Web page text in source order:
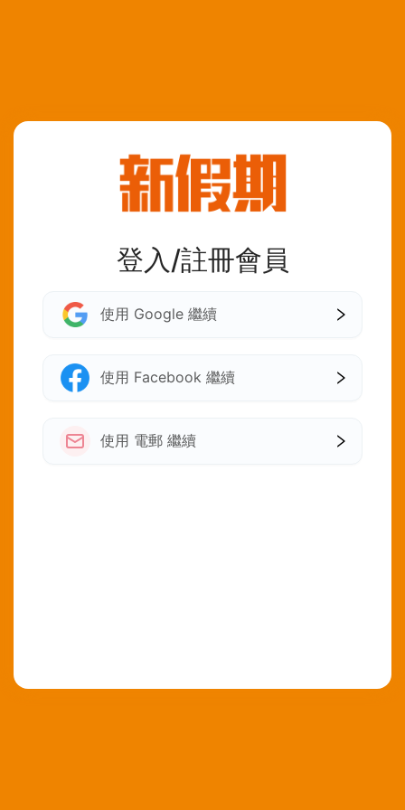
登入/註冊會員
使用 Google 繼續
使用 Facebook 繼續
使用 電郵 繼續